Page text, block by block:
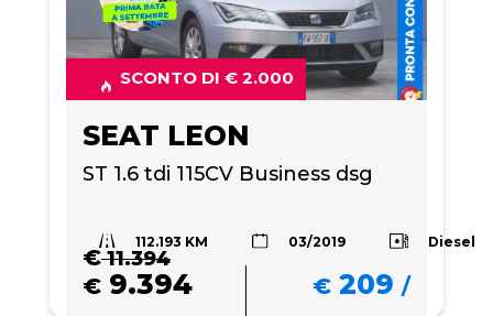
SCONTO DI € 2.000
SEAT LEON
ST 1.6 tdi 115CV Business dsg
112.193 KM 03/2019 Diesel
€11.394
€ 9.394 € 209 /